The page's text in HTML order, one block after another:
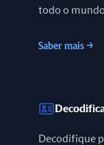
todo o
Saber mais →
Decodifique